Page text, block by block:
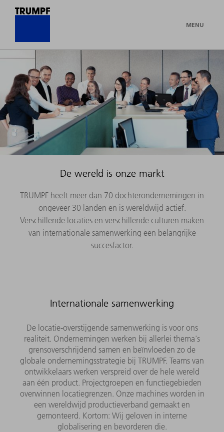
MENU
De wereld is onze markt
TRUMPF heeft meer dan 70 dochterondernemingen in
ongeveer 30 landen en is wereldwijd actief.
Verschillende locaties en verschillende culturen maken
van internationale samenwerking een belangrijke
succesfactor.
Internationale samenwerking
De locatie-overstijgende samenwerking is voor ons
realiteit. Ondernemingen werken bij allerlei thema's
grensoverschrijdend samen en beïnvloeden zo de
globale ondernemingsstrategie bij TRUMPF. Teams van
ontwikkelaars werken verspreid over de hele wereld
aan één product. Projectgroepen en functiegebieden
overwinnen locatiegrenzen. Onze machines worden in
een wereldwijd productieverband gemaakt en
gemonteerd. Kortom: Wij geloven in interne
globalisering en bevorderen die.